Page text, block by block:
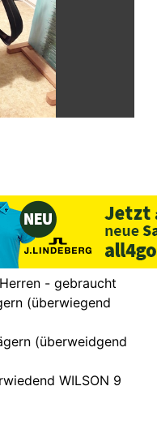
- gebraucht
(überwiegend
(überweidgend
WILSON 9